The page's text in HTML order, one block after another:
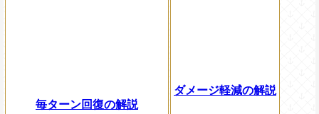
毎ターン回復の解説
ダメージ軽減の解説